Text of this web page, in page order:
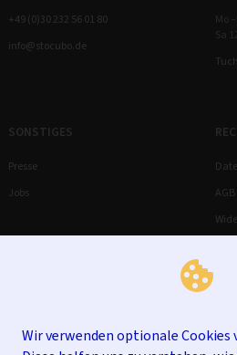
Wir verwenden optionale
+49 (0)30 232 56 01 80
info@stocubo.de
Mo
Sa
SONSTIGES
Presse
Jobs
AGB